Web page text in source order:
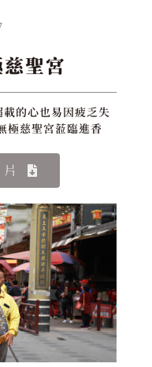
聖宮
的心也易因疲乏失
極慈聖宮蒞臨進香